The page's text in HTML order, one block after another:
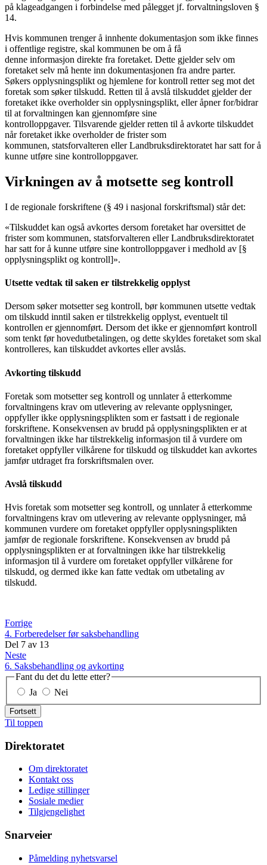
på klageadgangen i forbindelse med pålegget jf. forvaltningsloven §
14.
Hvis kommunen trenger å innhente dokumentasjon som ikke finnes
i offentlige registre, skal kommunen be om å få
denne informasjon direkte fra foretaket. Dette gjelder selv om
foretaket selv må hente inn dokumentasjonen fra andre parter.
Søkers opplysningsplikt og hjemlene for kontroll retter seg mot det
foretak som søker tilskudd. Retten til å avslå tilskuddet gjelder der
foretaket ikke overholder sin opplysningsplikt, eller åpner for/bidrar
til at forvaltningen kan gjennomføre sine
kontrolloppgaver. Tilsvarende gjelder retten til å avkorte tilskuddet
når foretaket ikke overholder de frister som
kommunen, statsforvalteren eller Landbruksdirektoratet har satt for å
kunne utføre sine kontrolloppgaver.
Virkningen av å motsette seg kontroll
I de regionale forskriftene (§ 49 i nasjonal forskriftsmal) står det:
«Tilskuddet kan også avkortes dersom foretaket har oversittet de
frister som kommunen, statsforvalteren eller Landbruksdirektoratet
har satt for å kunne utføre sine kontrolloppgaver i medhold av [§
opplysningsplikt og kontroll]».
Utsette vedtak til saken er tilstrekkelig opplyst
Dersom søker motsetter seg kontroll, bør kommunen utsette vedtak
om tilskudd inntil saken er tilstrekkelig opplyst, eventuelt til
kontrollen er gjennomført. Dersom det ikke er gjennomført kontroll
som tenkt før hovedutbetalingen, og dette skyldes foretaket som skal
kontrolleres, kan tilskuddet avkortes eller avslås.
Avkorting tilskudd
Foretak som motsetter seg kontroll og unnlater å etterkomme
forvaltningens krav om utlevering av relevante opplysninger,
oppfyller ikke opplysningsplikten som er fastsatt i de regionale
forskriftene. Konsekvensen av brudd på opplysningsplikten er at
forvaltningen ikke har tilstrekkelig informasjon til å vurdere om
foretaket oppfyller vilkårene for tilskudd og tilskuddet kan avkortes
jamfør utdraget fra forskriftsmalen over.
Avslå tilskudd
Hvis foretak som motsetter seg kontroll, og unnlater å etterkomme
forvaltningens krav om utlevering av relevante opplysninger, må
kommunen vurdere om foretaket oppfyller opplysningsplikten
jamfør de regionale forskriftene. Konsekvensen av brudd på
opplysningsplikten er at forvaltningen ikke har tilstrekkelig
informasjon til å vurdere om foretaket oppfyller vilkårene for
tilskudd, og dermed ikke kan fatte vedtak om utbetaling av
tilskudd.
Forrige
4. Forberedelser før saksbehandling
Del 7 av 13
Neste
6. Saksbehandling og avkorting
Fant du det du lette etter?
Ja
Nei
Fortsett
Til toppen
Direktoratet
Om direktoratet
Kontakt oss
Ledige stillinger
Sosiale medier
Tilgjengelighet
Snarveier
Påmelding nyhetsvarsel